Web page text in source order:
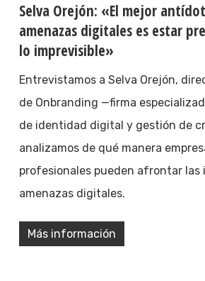
Selva Orejón: «El mejor
amenazas digitales es estar
lo imprevisible»
Entrevistamos a Selva Orejón,
de Onbranding —firma
de identidad digital y gestión de
analizamos de qué manera
profesionales pueden afrontar las
amenazas digitales.
Más información